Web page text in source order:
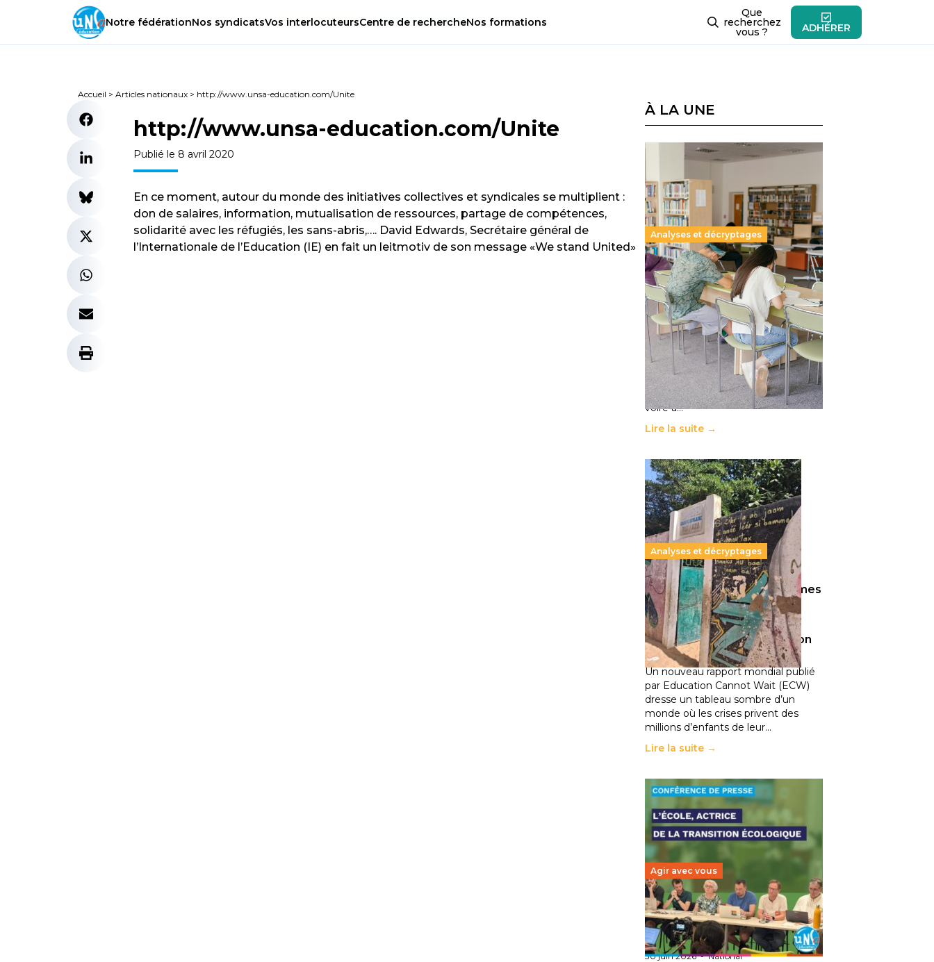
Notre fédérationNos syndicatsVos interlocuteursCentre de rechercheNos formations
Que
recherchez
vous ? ADHÉRER
Accueil > Articles nationaux > http://www.unsa-education.com/Unite
http://www.unsa-education.com/Unite
Publié le 8 avril 2020
En ce moment, autour du monde des initiatives collectives et syndicales se multiplient :
don de salaires, information, mutualisation de ressources, partage de compétences,
solidarité avec les réfugiés, les sans-abris,…. David Edwards, Secrétaire général de
l’Internationale de l’Education (IE) en fait un leitmotiv de son message «We stand United»
À LA UNE
Analyses et décryptages
Supérieur privé : une dérive
qui met à mal la promesse
républicaine
11 juillet 2026- National
Le projet de loi sur la régulation de
l’enseignement supérieur privé met
en lumière l’amplification d’un
système qui relègue l’acte
pédagogique au superfétatoire,
voire à…
Lire la suite →
Analyses et décryptages
258 millions d’enfants victimes
de la guerre, des chocs
climatiques et des
déplacements de population
11 juillet 2026 -National
Un nouveau rapport mondial publié
par Education Cannot Wait (ECW)
dresse un tableau sombre d’un
monde où les crises privent des
millions d’enfants de leur…
Lire la suite →
Agir avec vous
Transition écologique de
l’éducation : l’UNSA Éducation
fait bouger les lignes
30 juin 2026-National